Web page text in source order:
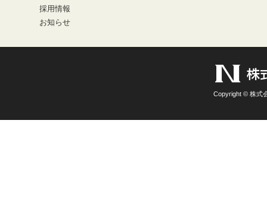
採用情報
お知らせ
Copyright © 株式